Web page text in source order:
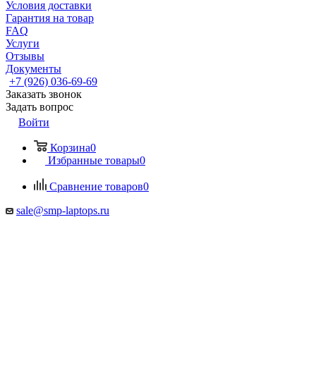
Условия доставки
Гарантия на товар
FAQ
Услуги
Отзывы
Документы
+7 (926) 036-69-69
Заказать звонок
Задать вопрос
Войти
Корзина0
Избранные товары0
Сравнение товаров0
sale@smp-laptops.ru